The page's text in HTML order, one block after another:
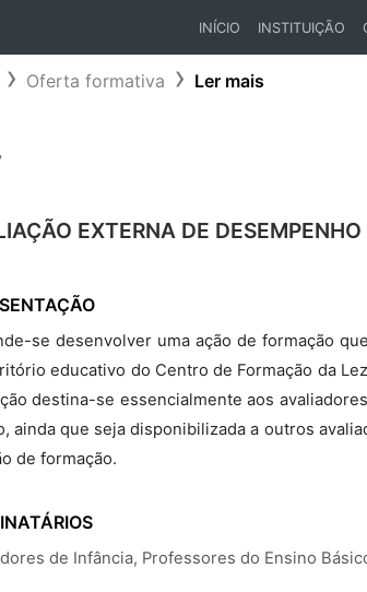
INÍCIO
INSTITUIÇÃO
Oferta formativa Ler mais
EXTERNA DE
se desenvolver uma ação de formação
educativo do Centro de Formação da
destina-se essencialmente aos
ainda que seja disponibilizada a outros
de formação.
de Infância, Professores do Ensino